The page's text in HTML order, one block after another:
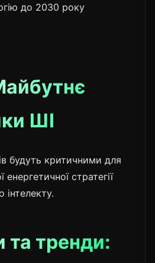
до 2030 року
ШІ
будуть критичними для
стратегії
інтелекту.
та тренди: